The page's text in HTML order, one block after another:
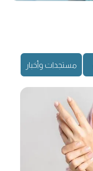
مستجدات وأخبار